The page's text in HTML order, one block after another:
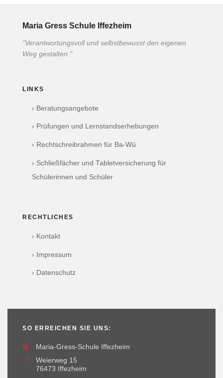
Maria Gress Schule Iffezheim
"Verantwortungsvoll und selbstbewusst den eigenen
Weg gestalten."
LINKS
› Beratungsangebote
› Prüfungen und Lernstandserhebungen
› Rechtschreibrahmen für Ba-Wü
› Schließfächer und Tabletversicherung für
Schülerinnen und Schüler
RECHTLICHES
› Kontakt
› Impressum
› Datenschutz
SO ERREICHEN SIE UNS:
🏫
Maria-Gress-Schule Iffezheim
📍
Weierweg 15
76473 Iffezheim